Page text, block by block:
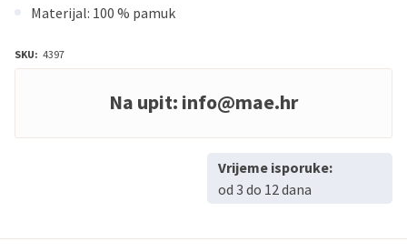
Materijal: 100 % pamuk
SKU: 4397
Na upit: info@mae.hr
Vrijeme isporuke:
od 3 do 12 dana